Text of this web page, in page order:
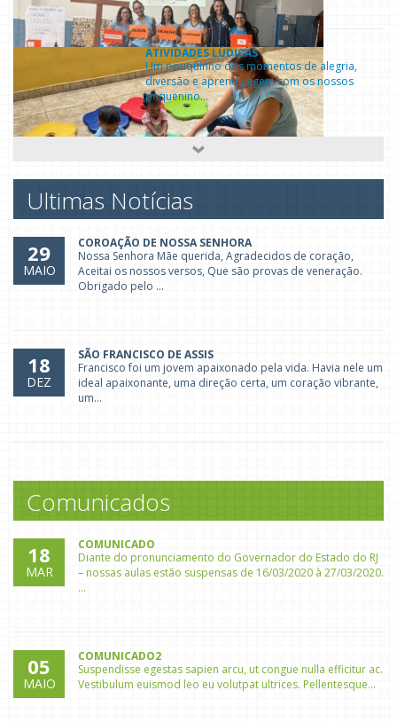
ATIVIDADES LÚDICAS
Um pouquinho dos momentos de alegria,
diversão e aprendizagem com os nossos
pequenino...
Na Primeira Infância a rotina é fundamental
pois contribui para o desenvolvimento int...
REUNIÃO DE PAIS 2026
As Reuniões com as famílias são a base para
CARNAVAL 2026
Ultimas Notícias
29
MAIO
COROAÇÃO DE NOSSA SENHORA
Nossa Senhora Mãe querida, Agradecidos de coração,
Aceitai os nossos versos, Que são provas de veneração.
Obrigado pelo ...
18
DEZ
SÃO FRANCISCO DE ASSIS
Francisco foi um jovem apaixonado pela vida. Havia nele um
ideal apaixonante, uma direção certa, um coração vibrante,
um...
Comunicados
18
MAR
COMUNICADO
Diante do pronunciamento do Governador do Estado do RJ
– nossas aulas estão suspensas de 16/03/2020 à 27/03/2020.
...
05
MAIO
COMUNICADO2
Suspendisse egestas sapien arcu, ut congue nulla efficitur ac.
Vestibulum euismod leo eu volutpat ultrices. Pellentesque...